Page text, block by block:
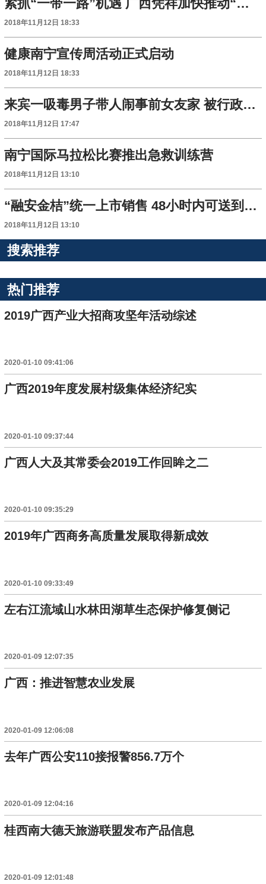
紧抓“一带一路”机遇 广西凭祥加快推动“通道经济”向“口岸经济”转型升级
2018年11月12日 18:33
健康南宁宣传周活动正式启动
2018年11月12日 18:33
来宾一吸毒男子带人闹事前女友家 被行政拘留20日
2018年11月12日 17:47
南宁国际马拉松比赛推出急救训练营
2018年11月12日 13:10
“融安金桔”统一上市销售 48小时内可送到消费者手上
2018年11月12日 13:10
搜索推荐
热门推荐
2019广西产业大招商攻坚年活动综述
2020-01-10 09:41:06
广西2019年度发展村级集体经济纪实
2020-01-10 09:37:44
广西人大及其常委会2019工作回眸之二
2020-01-10 09:35:29
2019年广西商务高质量发展取得新成效
2020-01-10 09:33:49
左右江流域山水林田湖草生态保护修复侧记
2020-01-09 12:07:35
广西：推进智慧农业发展
2020-01-09 12:06:08
去年广西公安110接报警856.7万个
2020-01-09 12:04:16
桂西南大德天旅游联盟发布产品信息
2020-01-09 12:01:48